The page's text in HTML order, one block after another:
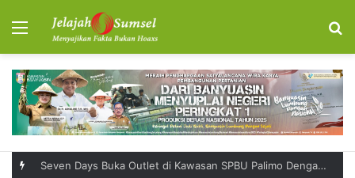
Menu
Seven Days Buka Outlet di Kawasan SPBU Palimo Dengan Konsep One Stop Hangout Destination